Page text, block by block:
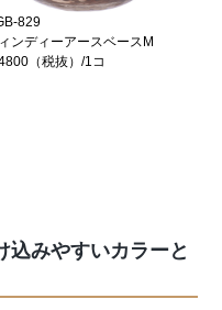
829
ンディーアースベースM
（税抜）/1コ
込みやすいカラーと